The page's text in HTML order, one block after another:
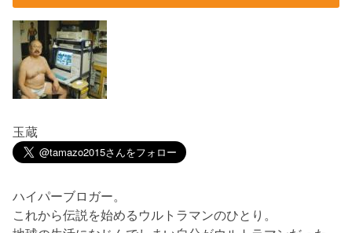
玉蔵
ハイパーブロガー。
これから伝説を始めるウルトラマンのひとり。